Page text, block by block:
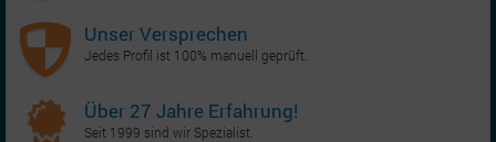
Unser Versprechen
Jedes Profil ist 100% manuell geprüft.
Über 27 Jahre Erfahrung!
Seit 1999 sind wir Spezialist.